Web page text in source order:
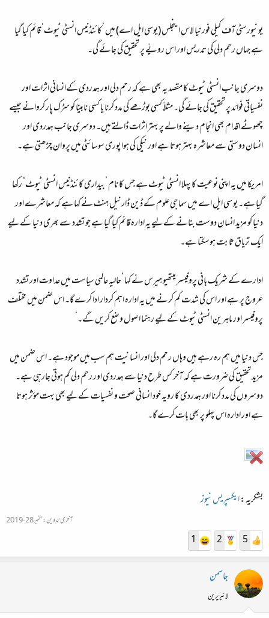
یونیورسٹی آف کیلی فورنیا لاس اینجلس (یوسی ایل اے) میں ’کائنڈنیس انسٹی ٹیوٹ‘ قائم کیا گیا
ہے جہاں رحم دلی کی تدریس اور اس رویّے پر تحقیق کی جائے گی۔
دوسری جانب انسٹی ٹیوٹ کا مقصد یہ بھی ہے کہ رحم دلی اور ہمدردی کےانسانی اثرات اور
نفسیاتی فوائد پر تحقیق کی جائے گی۔ مثلاً کسی بوڑھے کی مدد کرنا یا کسی نابینا کو سڑک پار کروانے جیسے
چھوٹے اقدام بھی انجام دینے والے پر بہتر اثرات ڈالتے ہیں۔ دوسری جانب ہمدردی اور
انسان دوستی سے معاشرہ بہتر ہوتا ہے اور نیکی کی ہوا پوری سوسائٹی میں پروان چڑھتی ہے۔
امریکا میں یہ اپنی نوعیت کا پہلا انسٹی ٹیوٹ ہے جس کا نام ’بیداری کائنڈنیس انسٹی ٹیوٹ‘ رکھا
گیا ہے۔ یو سی ایل اے میں سماجی علوم کے ڈین ڈارنیل ہنٹ نے کہا ہے کہ معاشرے اور
دنیا کو مزید انسان دوست بنانے کےلیے یہ ادارہ قائم کیا گیا ہے جو تشدد سے بھری دنیا کےلیے
ایک تریاق ثابت ہوسکتا ہے۔
ادارے کے شریک بانی پروفیسر میتھیو ہیرس نے کہا ’حالیہ عالمی سیاست میں عداوت اور تشدد
عروج پر ہے اور اس کی شدت کم کرنے میں یہ ادارہ اہم کردار ادا کرے گا۔ اس ضمن میں مختلف
پروفیسر اور ماہرین انسٹی ٹیوٹ کےلیے رہنما اصول وضع کریں گے۔‘
جس دنیا میں ہم رہ رہے ہیں وہاں رحم دلی اور انسانیت ہم سب میں موجود ہے۔ اس ضمن میں
مزید تحقیق کی ضرورت ہے کہ آخر کس طرح دنیا سے ہمدردی اور رحم دلی کم ہوتی جارہی ہے۔
دوسروں کی مدد کرنا اور ہمدردی کا رویہ خود انسانی صحت و نفسیات کےلیے بھی بہت مؤثر ہوتا
ہے اور ادارہ اس پہلو پر بھی بات کرے گا۔
بشکریہ :ایکسپریس نیوز
آخری تدوین:ستمبر 28، 2019
5
2
1
جاسمن
لائبریرین